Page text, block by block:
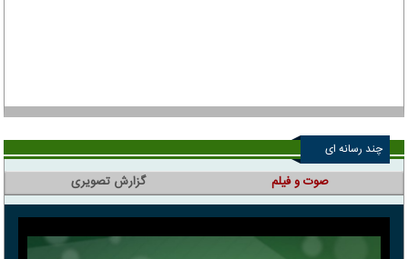
چند رسانه ای
صوت و فیلم گزارش تصویری